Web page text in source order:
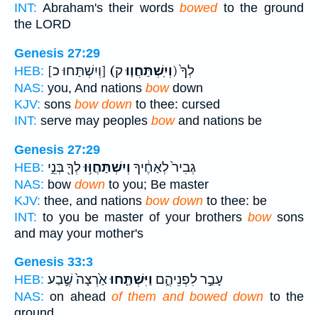
INT: Abraham's their wordsbowedto the ground
the LORD
Genesis 27:29
HEB:
[וְיִשְׁתַּחוּ כ] (וְיִֽשְׁתַּחֲו֤וּ ק) לְךָ֙
NAS: you, And nations bowdown
KJV: sons bow down to thee: cursed
INT: serve may peoples bowand nations be
Genesis 27:29
HEB:
גְבִיר֙ לְאַחֶ֔יךָ וְיִשְׁתַּחֲוּ֥וּלְךָ֖ בְּנֵ֣י
NAS: bow down to you; Be master
KJV: thee, and nations bow down to thee: be
INT: to you be master of your brothersbowsons
and may your mother's
Genesis 33:3
HEB:
עָבַ֣ר לִפְנֵיהֶ֑ם וַיִּשְׁתַּ֤חוּאַ֙רְצָה֙ שֶׁ֣בַע
NAS: on ahead of them and bowed down to the